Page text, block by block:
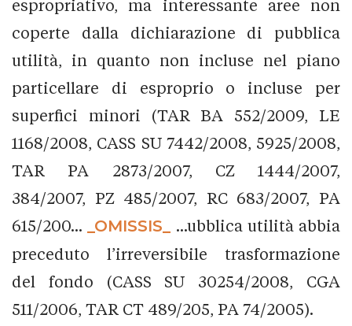
espropriativo, ma interessante aree non
coperte dalla dichiarazione di pubblica
utilità, in quanto non incluse nel piano
particellare di esproprio o incluse per
superfici minori (TAR BA 552/2009, LE
1168/2008, CASS SU 7442/2008, 5925/2008,
TAR PA 2873/2007, CZ 1444/2007,
384/2007, PZ 485/2007, RC 683/2007, PA
615/200...
_OMISSIS_
...ubblica utilità abbia
preceduto l’irreversibile trasformazione
del fondo (CASS SU 30254/2008, CGA
511/2006, TAR CT 489/205, PA 74/2005).